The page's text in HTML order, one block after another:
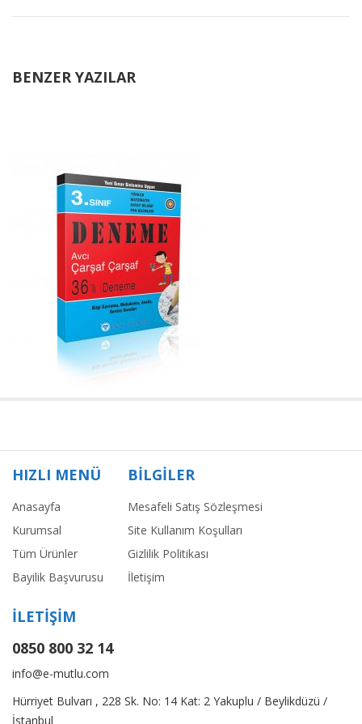
BENZER YAZILAR
HIZLI MENÜ
Anasayfa
Kurumsal
Tüm Ürünler
Bayilik Başvurusu
BİLGİLER
Mesafeli Satış Sözleşmesi
Site Kullanım Koşulları
Gizlilik Politikası
İletişim
İLETİŞİM
0850 800 32 14
info@e-mutlu.com
Hürriyet Bulvarı , 228 Sk. No: 14 Kat: 2 Yakuplu / Beylikdüzü /
İstanbul